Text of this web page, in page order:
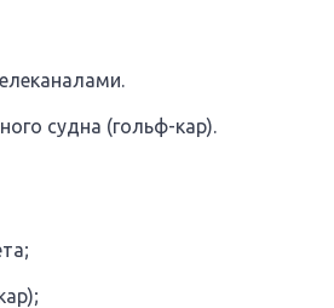
судна (гольф-кар).